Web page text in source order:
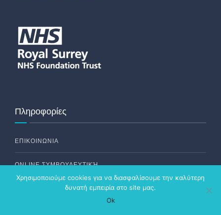
Πληροφορίες
ΕΠΙΚΟΙΝΩΝΙΑ
ONLINE ΣΥΜΒΟΥΛΕΥΤΙΚΉ
ΜΑΡΤΥΡΙΕΣ ΑΣΘΕΝΩΝ
Χρησιμοποιούμε cookies για να διασφαλίσουμε την καλύτερη
δυνατή εμπειρία στο site μας.
Ok